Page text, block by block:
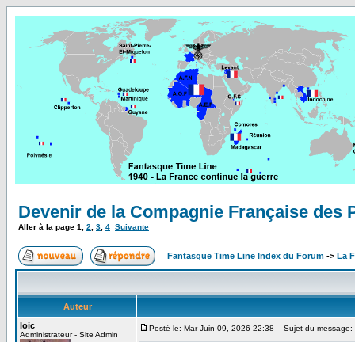
Devenir de la Compagnie Française des
Aller à la page 1 2 3 4 Suivante
Fantasque Time Line Index du Forum -> La
Auteur
loic
Administrateur - Site Admin
Posté le: Mar Juin 09, 2026 22:38 Sujet du message: